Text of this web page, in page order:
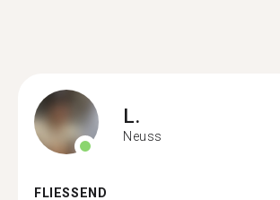
L.
Neuss
FLIESSEND